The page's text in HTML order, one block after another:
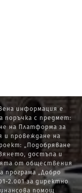
информация е
поръчка с предмет:
на Платформа за
и провеждане на
„Подобряване
достъпа и
от обществения
програма „Добро
2.001 за директно
помощ